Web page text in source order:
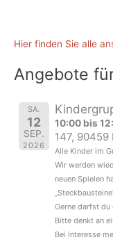
Hier finden Sie alle
Angebote
SA.
12
SEP.
2026
10:00 bis
147, 90459
Alle Kinder im
Wir werden
neuen Spielen
Gerne darfst
Bitte denkt an
Bei Interesse